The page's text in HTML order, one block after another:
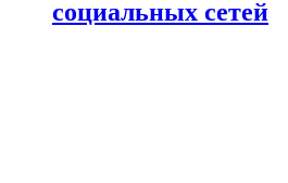
социальных сетей